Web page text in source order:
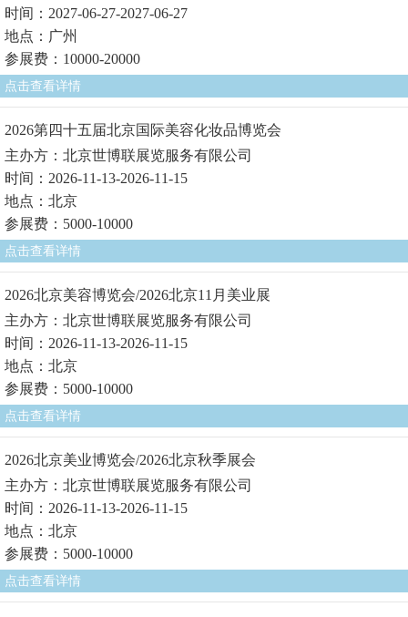
时间：2027-06-27-2027-06-27
地点：广州
参展费：10000-20000
点击查看详情
2026第四十五届北京国际美容化妆品博览会
主办方：北京世博联展览服务有限公司
时间：2026-11-13-2026-11-15
地点：北京
参展费：5000-10000
点击查看详情
2026北京美容博览会/2026北京11月美业展
主办方：北京世博联展览服务有限公司
时间：2026-11-13-2026-11-15
地点：北京
参展费：5000-10000
点击查看详情
2026北京美业博览会/2026北京秋季展会
主办方：北京世博联展览服务有限公司
时间：2026-11-13-2026-11-15
地点：北京
参展费：5000-10000
点击查看详情